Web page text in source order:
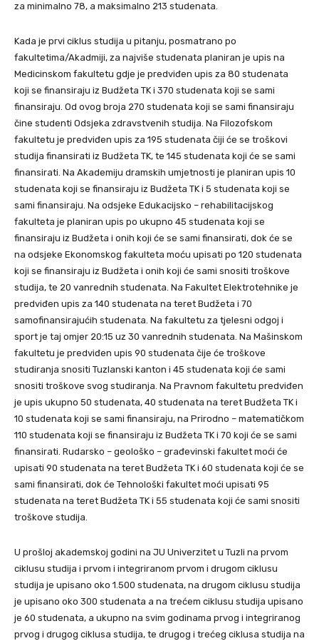
za minimalno 78, a maksimalno 213 studenata.
Kada je prvi ciklus studija u pitanju, posmatrano po
fakultetima/Akadmiji, za najviše studenata planiran je upis na
Medicinskom fakultetu gdje je predviđen upis za 80 studenata
koji se finansiraju iz Budžeta TK i 370 studenata koji se sami
finansiraju. Od ovog broja 270 studenata koji se sami finansiraju
čine studenti Odsjeka zdravstvenih studija. Na Filozofskom
fakultetu je predviđen upis za 195 studenata čiji će se troškovi
studija finansirati iz Budžeta TK, te 145 studenata koji će se sami
finansirati. Na Akademiju dramskih umjetnosti je planiran upis 10
studenata koji se finansiraju iz Budžeta TK i 5 studenata koji se
sami finansiraju. Na odsjeke Edukacijsko – rehabilitacijskog
fakulteta je planiran upis po ukupno 45 studenata koji se
finansiraju iz Budžeta i onih koji će se sami finansirati, dok će se
na odsjeke Ekonomskog fakulteta moću upisati po 120 studenata
koji se finansiraju iz Budžeta i onih koji će sami snositi troškove
studija, te 20 vanrednih studenata. Na Fakultet Elektrotehnike je
predviđen upis za 140 studenata na teret Budžeta i 70
samofinansirajućih studenata. Na fakultetu za tjelesni odgoj i
sport je taj omjer 20:15 uz 30 vanrednih studenata. Na Mašinskom
fakultetu je predviđen upis 90 studenata čije će troškove
studiranja snositi Tuzlanski kanton i 45 studenata koji će sami
snositi troškove svog studiranja. Na Pravnom fakultetu predviđen
je upis ukupno 50 studenata, 40 studenata na teret Budžeta TK i
10 studenata koji se sami finansiraju, na Prirodno – matematičkom
110 studenata koji se finansiraju iz Budžeta TK i 70 koji će se sami
finansirati. Rudarsko – geološko – građevinski fakultet moći će
upisati 90 studenata na teret Budžeta TK i 60 studenata koji će se
sami finansirati, dok će Tehnološki fakultet moći upisati 95
studenata na teret Budžeta TK i 55 studenata koji će sami snositi
troškove studija.
U prošloj akademskoj godini na JU Univerzitet u Tuzli na prvom
ciklusu studija i prvom i integriranom prvom i drugom ciklusu
studija je upisano oko 1.500 studenata, na drugom ciklusu studija
je upisano oko 300 studenata a na trećem ciklusu studija upisano
je 60 studenata, a ukupno na svim godinama prvog i integriranog
prvog i drugog ciklusa studija, te drugog i trećeg ciklusa studija na